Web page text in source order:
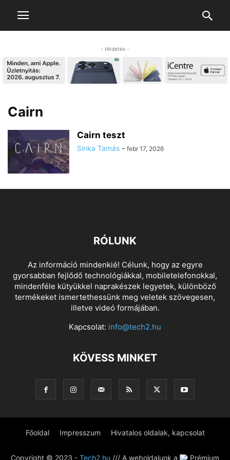
- Hirdetés -
Cairn
Cairn teszt
Sinka Tamás - febr 17, 2026
RÓLUNK
Az információ mindenkié! Célunk, hogy az egyre
gyorsabban fejlődő technológiákkal, mobiletelefonokkal,
mindenféle kütyükkel naprakészek legyetek, különböző
termékeket ismertethessünk meg veletek szövegesen,
illetve videó formájában.
Kapcsolat: info@tech2.hu
KÖVESS MINKET
Főoldal Impresszum Hivatalos oldalak, kapcsolat
Copyright © 2023 - Tech2.hu /// A weboldalunk a Prémium